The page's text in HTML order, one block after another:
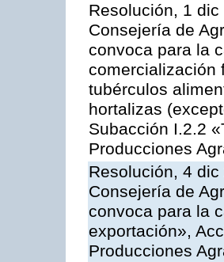
Resolución, 1
Consejería de
convoca para la
comercialización
tubérculos
hortalizas
Subacción I.2.2
Producciones
Resolución, 4
Consejería de
convoca para la
exportación»,
Producciones